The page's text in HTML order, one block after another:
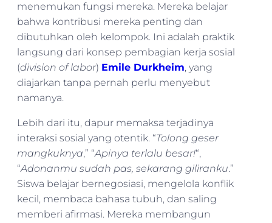
menemukan fungsi mereka. Mereka belajar
bahwa kontribusi mereka penting dan
dibutuhkan oleh kelompok. Ini adalah praktik
langsung dari konsep pembagian kerja sosial
(division of labor) Emile Durkheim, yang
diajarkan tanpa pernah perlu menyebut
namanya.
Lebih dari itu, dapur memaksa terjadinya
interaksi sosial yang otentik. “Tolong geser
mangkuknya,” “Apinya terlalu besar!“,
“Adonanmu sudah pas, sekarang giliranku.”
Siswa belajar bernegosiasi, mengelola konflik
kecil, membaca bahasa tubuh, dan saling
memberi afirmasi. Mereka membangun